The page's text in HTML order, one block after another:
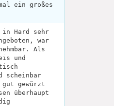
ein großes
in Hard sehr
war
Als
und
scheinbar
gewürzt
überhaupt